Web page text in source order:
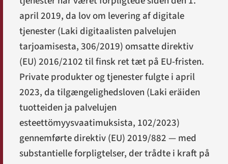
april 2019, da lov om levering af digitale
tjenester (Laki digitaalisten palvelujen
tarjoamisesta, 306/2019) omsatte direktiv
(EU) 2016/2102 til finsk ret tæt på EU-fristen.
Private produkter og tjenester fulgte i april
2023, da tilgængelighedsloven (Laki eräiden
tuotteiden ja palvelujen
esteettömyysvaatimuksista, 102/2023)
gennemførte direktiv (EU) 2019/882 — med
substantielle forpligtelser, der trådte i kraft på